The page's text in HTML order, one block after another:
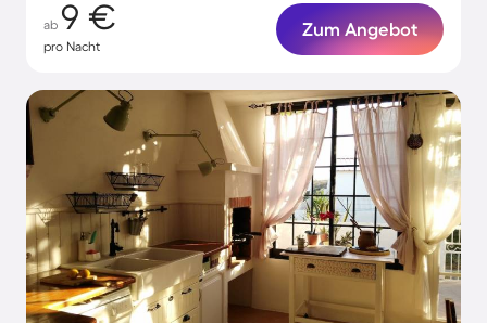
ab 9 €
pro Nacht
Zum Angebot